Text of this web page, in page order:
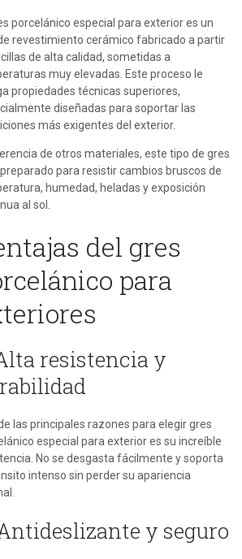
porcelánico especial para exterior es un
revestimiento cerámico fabricado a partir
de alta calidad, sometidas a
muy elevadas. Este proceso le
propiedades técnicas superiores,
diseñadas para soportar las
más exigentes del exterior.
de otros materiales, este tipo de gres
para resistir cambios bruscos de
humedad, heladas y exposición
al sol.
del gres
para
resistencia y
las principales razones para elegir gres
especial para exterior es su increíble
No se desgasta fácilmente y soporta
intenso sin perder su apariencia
y seguro